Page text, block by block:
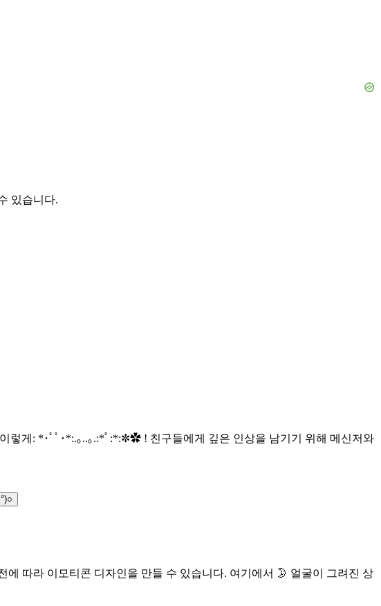
있습니다.
렇게: *･ﾟﾟ･*:.｡..｡.:*ﾟ:*:✼✿ ! 친구들에게 깊은 인상을 남기기 위해 메신저와
따라 이모티콘 디자인을 만들 수 있습니다. 여기에서 🌛 얼굴이 그려진 상